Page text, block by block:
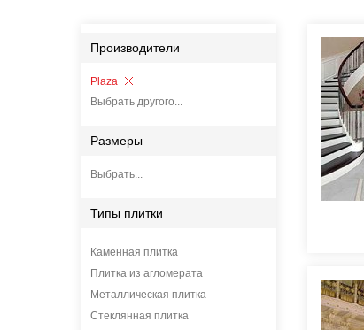
Производители
Plaza
Выбрать другого...
Размеры
Выбрать...
Типы плитки
Каменная плитка
Плитка из агломерата
Металлическая плитка
Стеклянная плитка